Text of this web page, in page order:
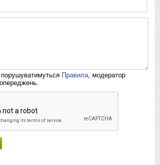
порушуватимуться Правила, модератор